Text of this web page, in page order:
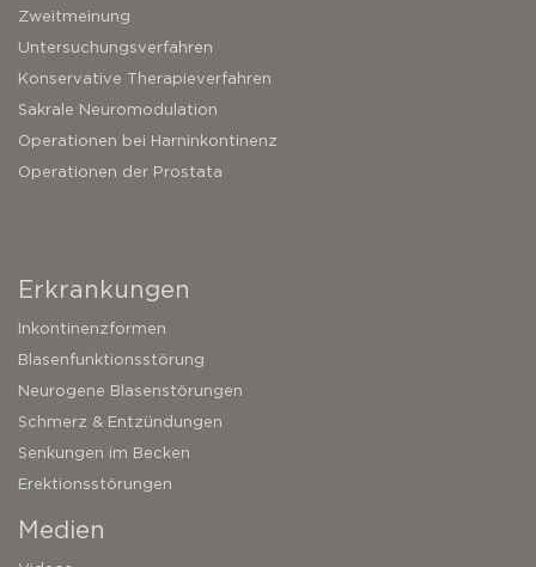
Zweitmeinung
Untersuchungsverfahren
Konservative Therapieverfahren
Sakrale Neuromodulation
Operationen bei Harninkontinenz
Operationen der Prostata
Erkrankungen
Inkontinenzformen
Blasenfunktionsstörung
Neurogene Blasenstörungen
Schmerz & Entzündungen
Senkungen im Becken
Erektionsstörungen
Medien